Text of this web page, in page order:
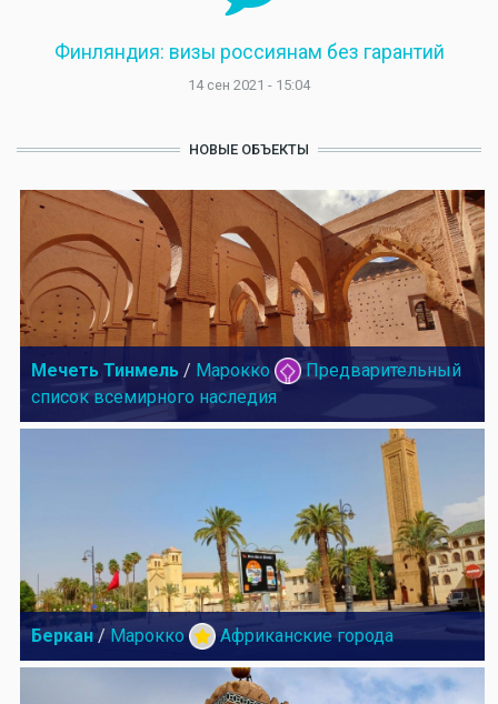
Финляндия: визы россиянам без гарантий
14 сен 2021 - 15:04
НОВЫЕ ОБЪЕКТЫ
Мечеть Тинмель / Марокко
Предварительный
список всемирного наследия
Беркан / Марокко Африканские города